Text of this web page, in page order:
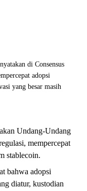
di Consensus
adopsi
yang besar masih
Undang-Undang
mempercepat
stablecoin.
bahwa adopsi
diatur, kustodian